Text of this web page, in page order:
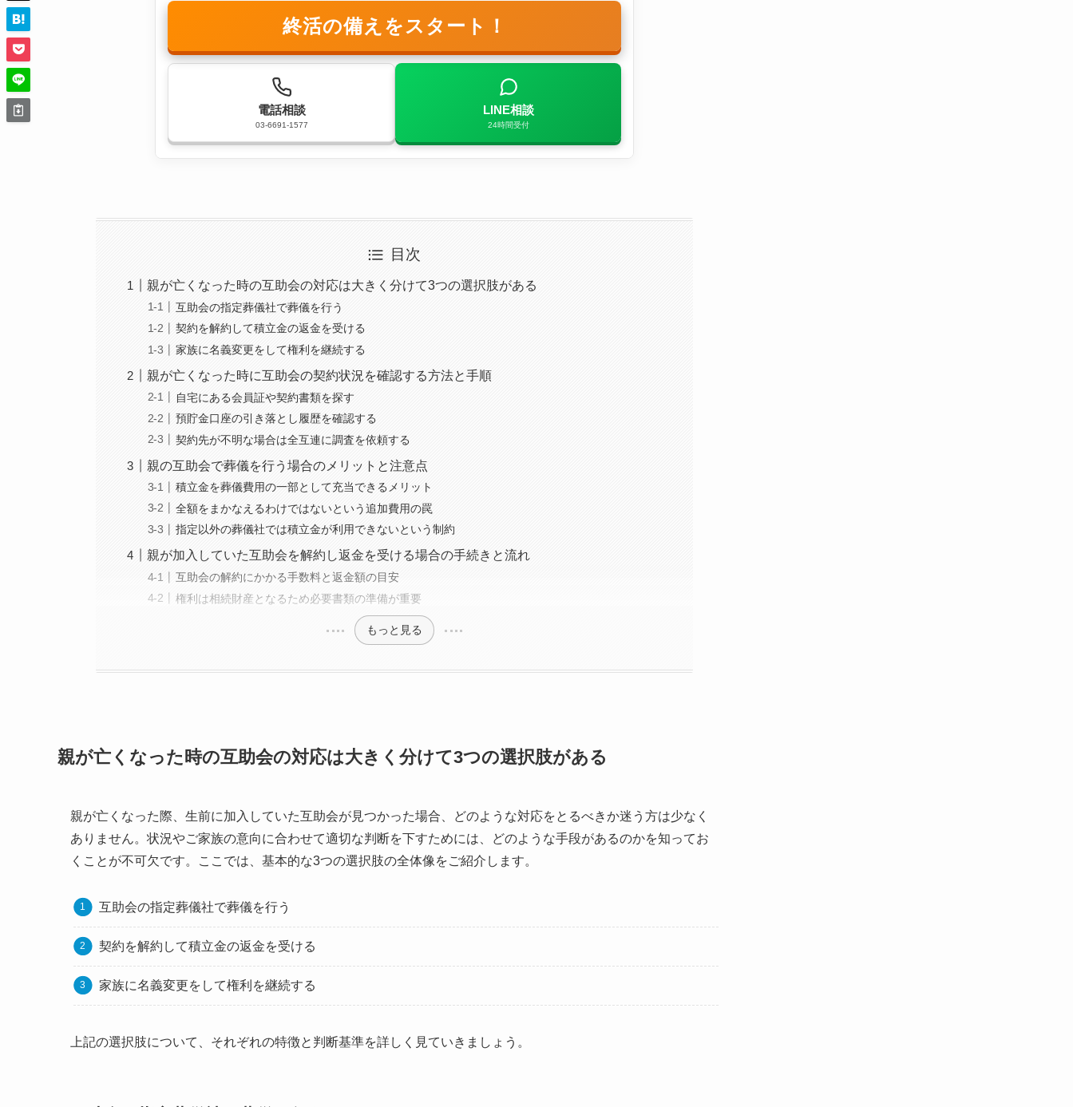
終活の備えをスタート！
電話相談
03-6691-1577
LINE相談
24時間受付
目次
親が亡くなった時の互助会の対応は大きく分けて3つの選択肢がある
互助会の指定葬儀社で葬儀を行う
契約を解約して積立金の返金を受ける
家族に名義変更をして権利を継続する
親が亡くなった時に互助会の契約状況を確認する方法と手順
自宅にある会員証や契約書類を探す
預貯金口座の引き落とし履歴を確認する
契約先が不明な場合は全互連に調査を依頼する
親の互助会で葬儀を行う場合のメリットと注意点
積立金を葬儀費用の一部として充当できるメリット
全額をまかなえるわけではないという追加費用の罠
指定以外の葬儀社では積立金が利用できないという制約
親が加入していた互助会を解約し返金を受ける場合の手続きと流れ
互助会の解約にかかる手数料と返金額の目安
権利は相続財産となるため必要書類の準備が重要
もっと見る
親が亡くなった時の互助会の対応は大きく分けて3つの選択肢がある
親が亡くなった際、生前に加入していた互助会が見つかった場合、どのような対応をとるべきか迷う方は少なく
ありません。状況やご家族の意向に合わせて適切な判断を下すためには、どのような手段があるのかを知ってお
くことが不可欠です。ここでは、基本的な3つの選択肢の全体像をご紹介します。
互助会の指定葬儀社で葬儀を行う
契約を解約して積立金の返金を受ける
家族に名義変更をして権利を継続する
上記の選択肢について、それぞれの特徴と判断基準を詳しく見ていきましょう。